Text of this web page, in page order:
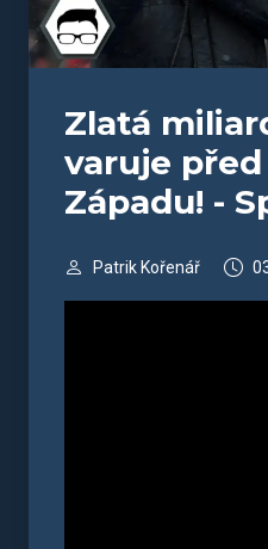
Zlatá
varuje
Západu! -
Patrik Kořenář